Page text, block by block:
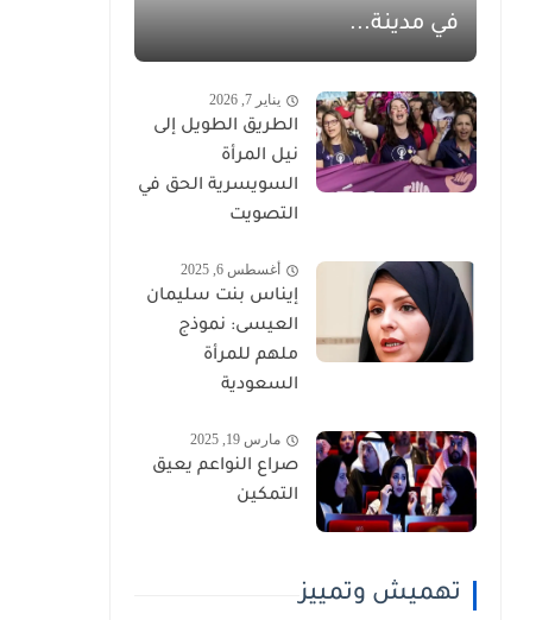
في مدينة...
يناير 7, 2026
الطريق الطويل إلى
نيل المرأة
السويسرية الحق في
التصويت
أغسطس 6, 2025
إيناس بنت سليمان
العيسى: نموذج
ملهم للمرأة
السعودية
مارس 19, 2025
صراع النواعم يعيق
التمكين
تهميش وتمييز